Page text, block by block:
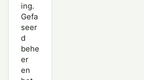
ing.
Gefa
seer
d
behe
er
en